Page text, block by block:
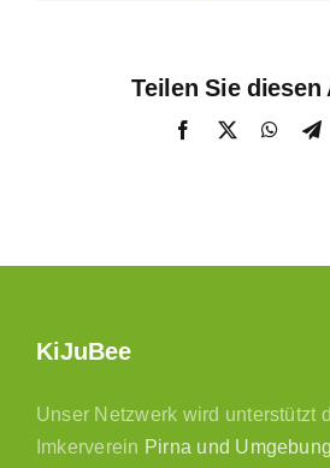
Teilen Sie diesen
Facebook
X
KiJuBee
Unser Netzwerk wird unterstützt
Imkerverein Pirna und